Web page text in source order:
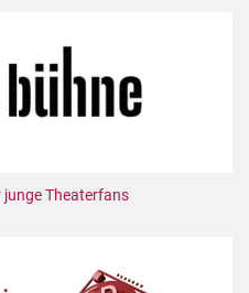
junge Theaterfans